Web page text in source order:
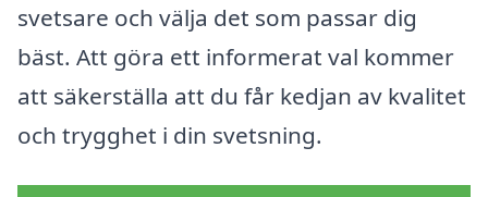
svetsare och välja det som passar dig
bäst. Att göra ett informerat val kommer
att säkerställa att du får kedjan av kvalitet
och trygghet i din svetsning.